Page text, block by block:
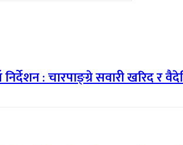
: चारपाङ्ग्रे सवारी खरिद र